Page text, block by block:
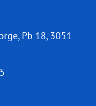
Pb 18, 3051